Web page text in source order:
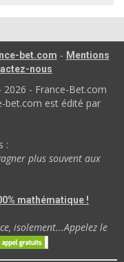
bet.com - Mentions
nous
2026 - France-Bet.com
bet.com est édité par
:
plus souvent aux
mathématique !
isolement...Appelez le